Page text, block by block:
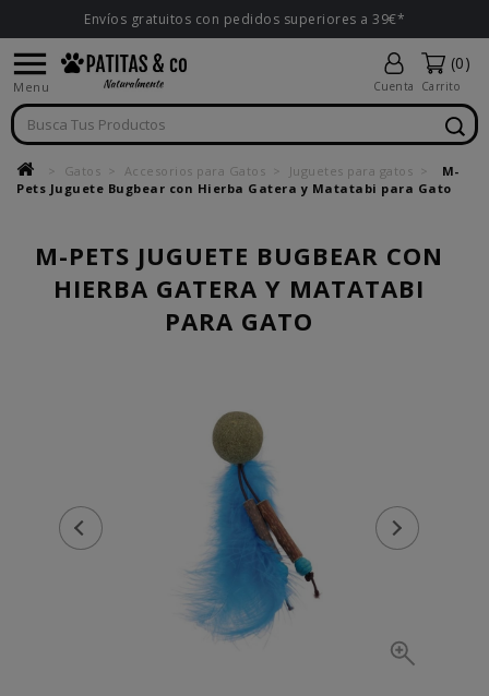
Envíos gratuitos con pedidos superiores a 39€*

Menu Cuenta
(0)
Carrito
Gatos Accesorios para Gatos Juguetes para gatos
M-
Pets Juguete Bugbear con Hierba Gatera y Matatabi para Gato
M-PETS JUGUETE BUGBEAR CON
HIERBA GATERA Y MATATABI
PARA GATO